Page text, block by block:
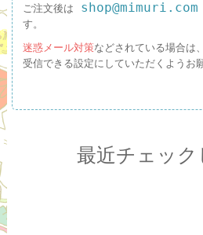
ご注文後は shop@mimuri.com
す。
迷惑メール対策などされている場合は
受信できる設定にしていただくようお
最近チェック